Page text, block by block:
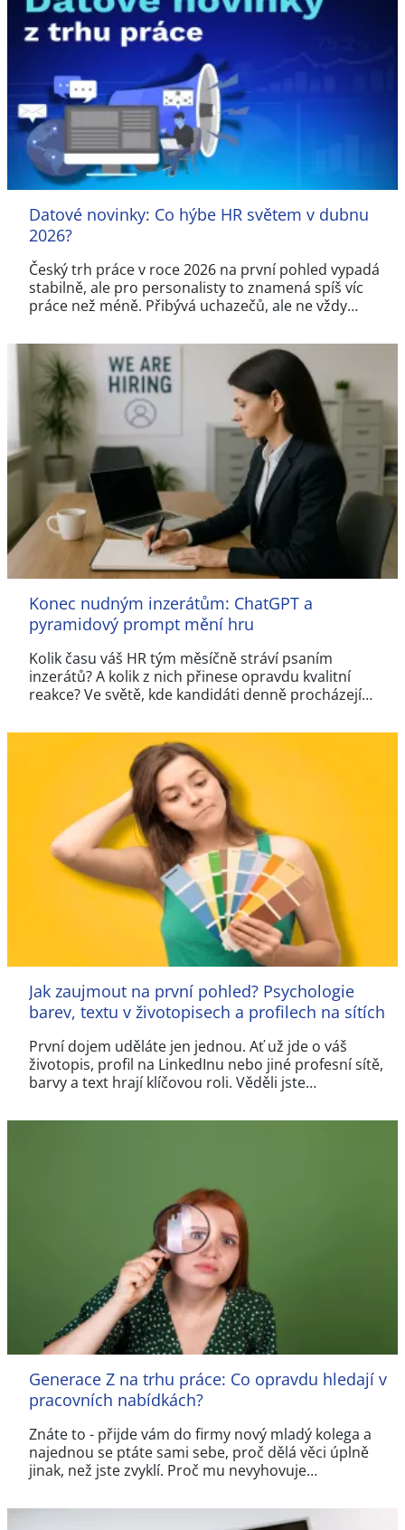
Datové novinky: Co hýbe HR světem v dubnu
2026?
Český trh práce v roce 2026 na první pohled vypadá
stabilně, ale pro personalisty to znamená spíš víc
práce než méně. Přibývá uchazečů, ale ne vždy…
Konec nudným inzerátům: ChatGPT a
pyramidový prompt mění hru
Kolik času váš HR tým měsíčně stráví psaním
inzerátů? A kolik z nich přinese opravdu kvalitní
reakce? Ve světě, kde kandidáti denně procházejí…
Jak zaujmout na první pohled? Psychologie
barev, textu v životopisech a profilech na sítích
První dojem uděláte jen jednou. Ať už jde o váš
životopis, profil na LinkedInu nebo jiné profesní sítě,
barvy a text hrají klíčovou roli. Věděli jste…
Generace Z na trhu práce: Co opravdu hledají v
pracovních nabídkách?
Znáte to - přijde vám do firmy nový mladý kolega a
najednou se ptáte sami sebe, proč dělá věci úplně
jinak, než jste zvyklí. Proč mu nevyhovuje…